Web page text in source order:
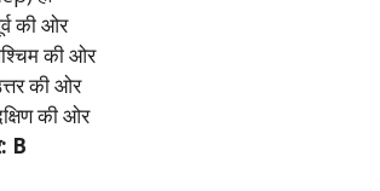
की ओर
की ओर
की ओर
की ओर
B